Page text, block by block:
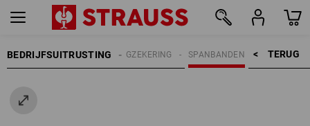
BEDRIJFSUITRUSTING TERUG    >
SPANBANDEN
LADINGZEKERING